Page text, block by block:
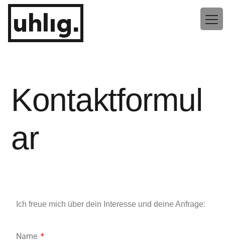
uhlig.
Kontaktformul
ar
Ich freue mich über dein Interesse und deine Anfrage:
Name